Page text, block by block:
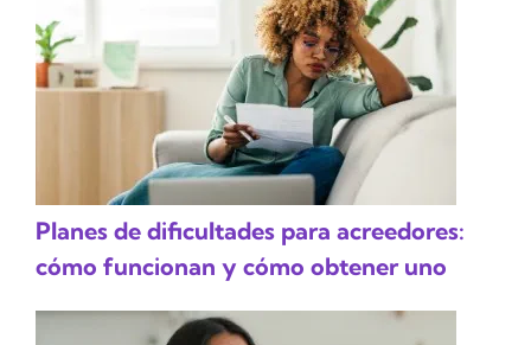
Planes de dificultades para acreedores:
cómo funcionan y cómo obtener uno